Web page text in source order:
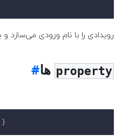
رویدادی را با نام ورودی می‌سازد
property ها
}